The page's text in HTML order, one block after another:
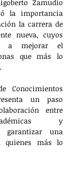
Zamudio
la importancia
la carrera de
nueva, cuyos
a mejorar el
que más lo
Conocimientos
un paso
entre
y
garantizar una
quienes más lo